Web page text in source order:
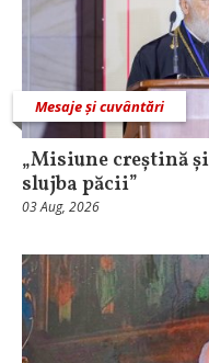
Mesaje și cuvântări
„Misiune creștină
slujba păcii”
03 Aug, 2026